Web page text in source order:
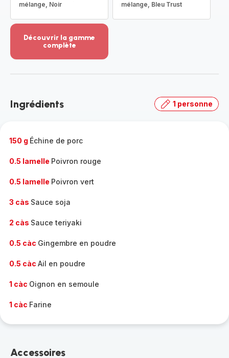
mélange, Noir
mélange, Bleu Trust
Découvrir la gamme
complète
-
gamme
Ingrédients 1 personne
150 g Échine de porc
0.5 lamelle Poivron rouge
0.5 lamelle Poivron vert
3 càs Sauce soja
2 càs Sauce teriyaki
0.5 càc Gingembre en poudre
0.5 càc Ail en poudre
1 càc Oignon en semoule
1 càc Farine
Accessoires